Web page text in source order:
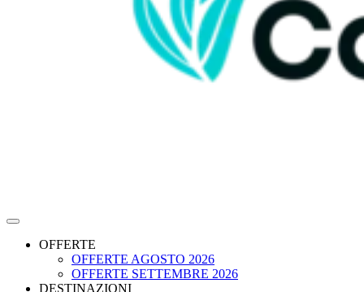
OFFERTE
OFFERTE AGOSTO 2026
OFFERTE SETTEMBRE 2026
DESTINAZIONI